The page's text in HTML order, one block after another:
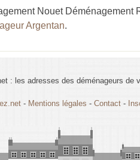
Nouet Déménagement
Argentan.
: les adresses des déménageurs de
- Mentions légales - Contact-